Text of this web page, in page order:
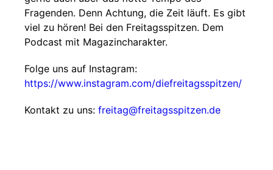
Fragenden. Denn Achtung, die Zeit läuft. Es gibt
viel zu hören! Bei den Freitagsspitzen. Dem
Podcast mit Magazincharakter.
Folge uns auf Instagram:
https://www.instagram.com/diefreitagsspitzen/
Kontakt zu uns: freitag@freitagsspitzen.de